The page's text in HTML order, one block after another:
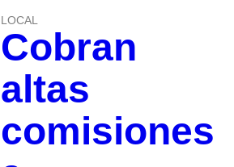
LOCAL
Cobran
altas
comisiones